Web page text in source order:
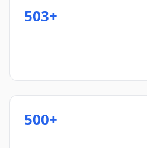
+503
+500